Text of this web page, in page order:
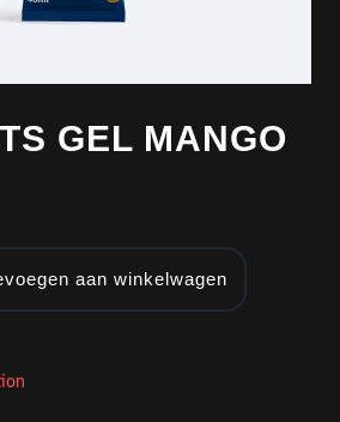
GEL MANGO
aantal
aan winkelwagen